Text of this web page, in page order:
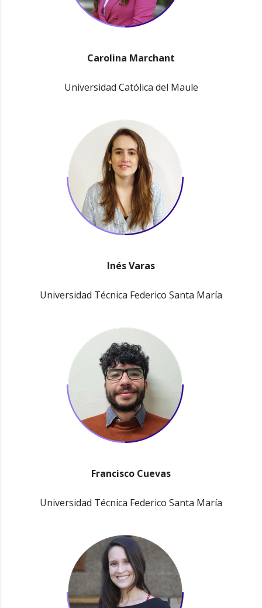
Carolina Marchant
Universidad Católica del Maule
Inés Varas
Universidad Técnica Federico Santa María
Francisco Cuevas
Universidad Técnica Federico Santa María